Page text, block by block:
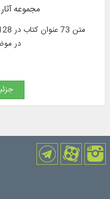
مجموعه
در